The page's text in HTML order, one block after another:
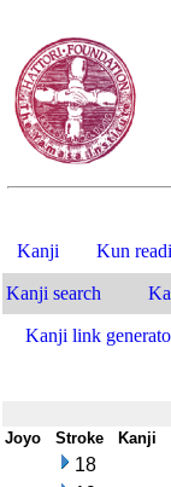
Kanji Kun
Kanji search
Kanji link
Joyo Stroke Kanji
18